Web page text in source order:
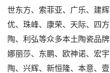
世东方、索菲亚、广乐、建
优、珠峰、康荣、天际、四
陶、利弘等众多本土陶瓷品
娜丽莎、东鹏、欧神诺、宏
陶、兴辉、新恒隆、本意、